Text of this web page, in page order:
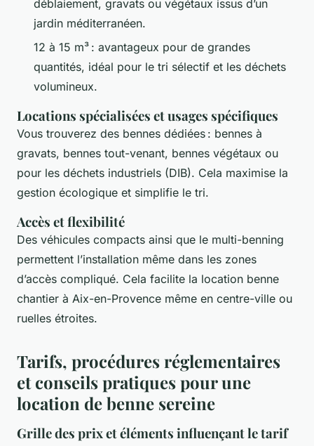
déblaiement, gravats ou végétaux issus d’un
jardin méditerranéen.
12 à 15 m³ : avantageux pour de grandes
quantités, idéal pour le tri sélectif et les déchets
volumineux.
Locations spécialisées et usages spécifiques
Vous trouverez des bennes dédiées : bennes à
gravats, bennes tout-venant, bennes végétaux ou
pour les déchets industriels (DIB). Cela maximise la
gestion écologique et simplifie le tri.
Accès et flexibilité
Des véhicules compacts ainsi que le multi-benning
permettent l’installation même dans les zones
d’accès compliqué. Cela facilite la location benne
chantier à Aix-en-Provence même en centre-ville ou
ruelles étroites.
Tarifs, procédures réglementaires
et conseils pratiques pour une
location de benne sereine
Grille des prix et éléments influençant le tarif